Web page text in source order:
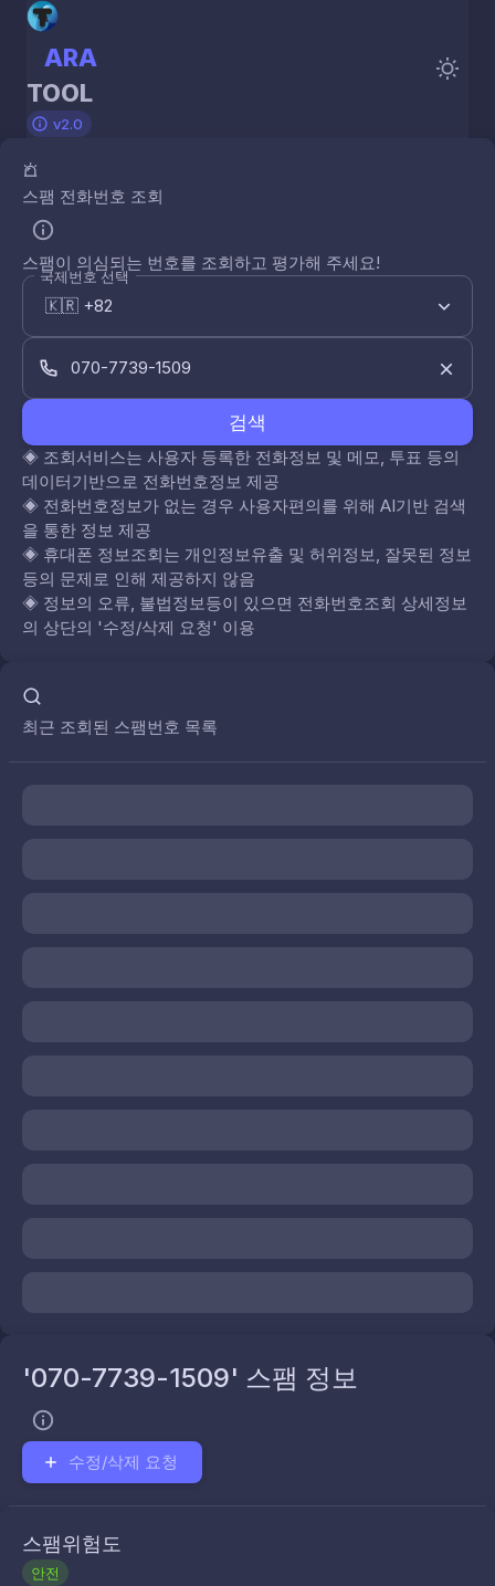
ARA
TOOL
v2.0
스팸 전화번호 조회
스팸이 의심되는 번호를 조회하고 평가해 주세요!
국제번호 선택
검색
◈ 조회서비스는 사용자 등록한 전화정보 및 메모, 투표 등의
데이터기반으로 전화번호정보 제공
◈ 전화번호정보가 없는 경우 사용자편의를 위해 AI기반 검색
을 통한 정보 제공
◈ 휴대폰 정보조회는 개인정보유출 및 허위정보, 잘못된 정보
등의 문제로 인해 제공하지 않음
◈ 정보의 오류, 불법정보등이 있으면 전화번호조회 상세정보
의 상단의 '수정/삭제 요청' 이용
최근 조회된 스팸번호 목록
'070-7739-1509' 스팸 정보
수정/삭제 요청
스팸위험도
안전